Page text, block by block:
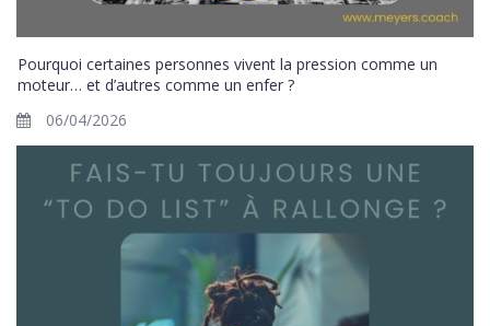
Pourquoi certaines personnes vivent la pression comme un
moteur… et d’autres comme un enfer ?
06/04/2026